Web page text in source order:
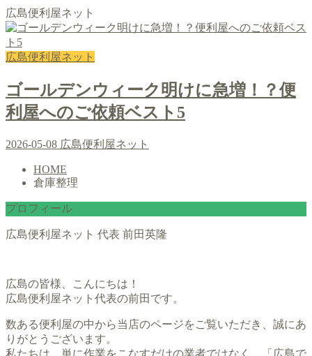
広島便利屋ネット
広島便利屋ネット
ゴールデンウィーク明けに急増！？便
利屋へのご依頼ベスト5
2026-05-08 広島便利屋ネット
HOME
倉庫整理
プロフィール
広島便利屋ネット 代表 前田英隆
広島の皆様、こんにちは！
広島便利屋ネット代表の前田です。
数ある便利屋の中から当店のページをご覧いただき、誠にあ
りがとうございます。
私たちは、単に作業をこなすだけの業者ではなく、「広島で